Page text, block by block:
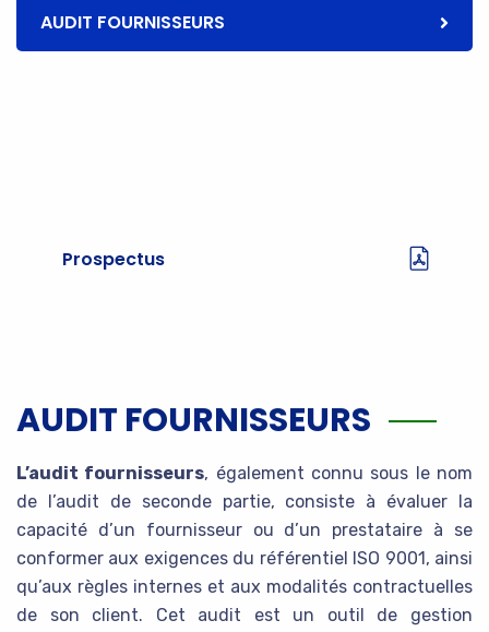
AUDIT FOURNISSEURS
Prospectus
AUDIT FOURNISSEURS
L’audit fournisseurs, également connu sous le nom
de l’audit de seconde partie, consiste à évaluer la
capacité d’un fournisseur ou d’un prestataire à se
conformer aux exigences du référentiel ISO 9001, ainsi
qu’aux règles internes et aux modalités contractuelles
de son client. Cet audit est un outil de gestion